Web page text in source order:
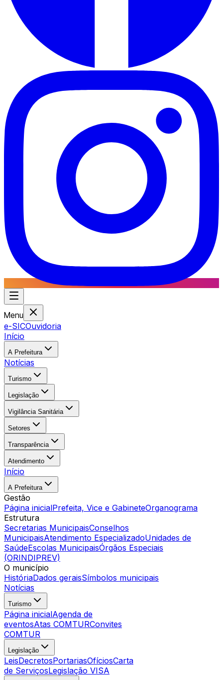
Menu
e-SICOuvidoria
Início
A Prefeitura
Notícias
Turismo
Legislação
Vigilância Sanitária
Setores
Transparência
Atendimento
Início
A Prefeitura
Gestão
Página inicialPrefeita, Vice e GabineteOrganograma
Estrutura
Secretarias MunicipaisConselhos
MunicipaisAtendimento EspecializadoUnidades de
SaúdeEscolas MunicipaisÓrgãos Especiais
(ORINDIPREV)
O município
HistóriaDados geraisSímbolos municipais
Notícias
Turismo
Página inicialAgenda de
eventosAtas COMTURConvites
COMTUR
Legislação
LeisDecretosPortariasOfíciosCarta
de ServiçosLegislação VISA